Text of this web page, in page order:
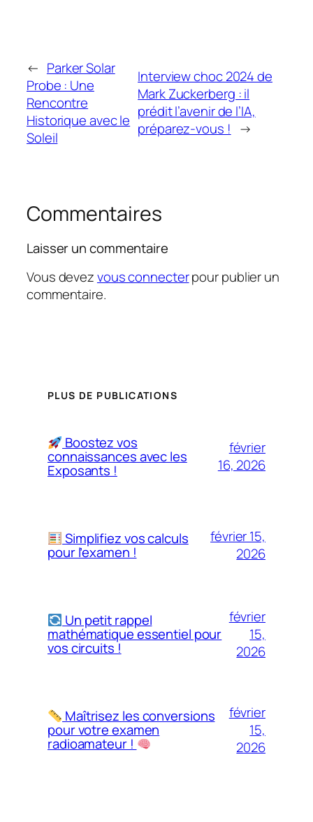
← Parker Solar
Probe : Une
Rencontre
Historique avec le
Soleil
Interview choc 2024 de
Mark Zuckerberg : il
prédit l’avenir de l’IA,
préparez-vous ! →
Commentaires
Laisser un commentaire
Vous devezvous connecterpour publier un
commentaire.
PLUS DE PUBLICATIONS
Boostez vos
connaissances avec les
Exposants !
février
16, 2026
Simplifiez vos calculs
pour l’examen !
février 15,
2026
Un petit rappel
mathématique essentiel pour
vos circuits !
février
15,
2026
Maîtrisez les conversions
pour votre examen
radioamateur !
février
15,
2026